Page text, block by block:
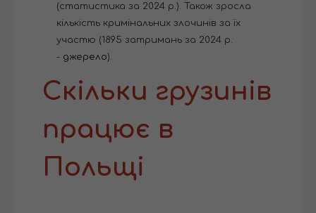
(статистика за 2024 р.). Також зросла
кількість кримінальних злочинів за їх
участю (1895 затримань за 2024 р.
- джерело).
Скільки грузинів
працює в
Польщі